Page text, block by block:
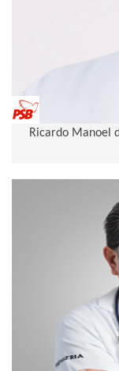
Ricardo Manoel